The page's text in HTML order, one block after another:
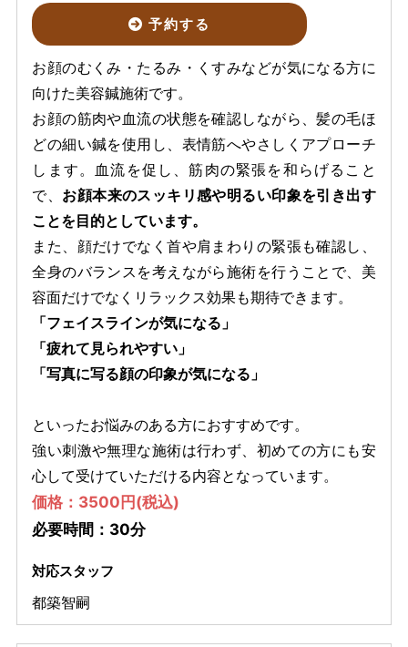
予約する
お顔のむくみ・たるみ・くすみなどが気になる方に
向けた美容鍼施術です。
お顔の筋肉や血流の状態を確認しながら、髪の毛ほ
どの細い鍼を使用し、表情筋へやさしくアプローチ
します。血流を促し、筋肉の緊張を和らげること
で、 お顔本来のスッキリ感や明るい印象を引き出す
ことを目的としています。
また、顔だけでなく首や肩まわりの緊張も確認し、
全身のバランスを考えながら施術を行うことで、美
容面だけでなくリラックス効果も期待できます。
「フェイスラインが気になる」
「疲れて見られやすい」
「写真に写る顔の印象が気になる」
といったお悩みのある方におすすめです。
強い刺激や無理な施術は行わず、初めての方にも安
心して受けていただける内容となっています。
価格：3500円(税込)
必要時間：30分
対応スタッフ
都築智嗣